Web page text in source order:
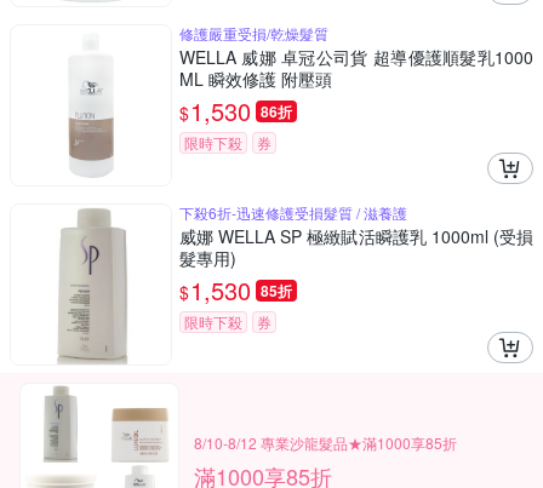
修護嚴重受損/乾燥髮質
WELLA 威娜 卓冠公司貨 超導優護順髮乳1000
ML 瞬效修護 附壓頭
$1,530 86折
限時下殺 券
下殺6折-迅速修護受損髮質 / 滋養護
威娜 WELLA SP 極緻賦活瞬護乳 1000ml (受損
髮專用)
$1,530 85折
限時下殺 券
8/10-8/12 專業沙龍髮品★滿1000享85折
滿1000享85折